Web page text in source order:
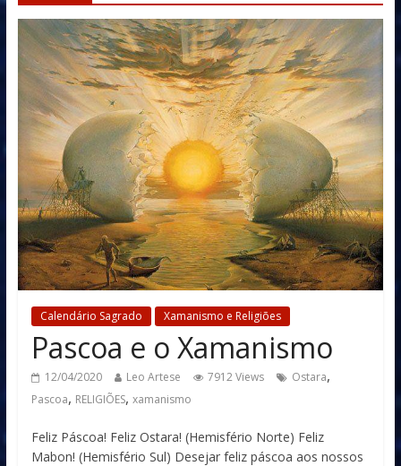
Calendário Sagrado Xamanismo e Religiões
Pascoa e o Xamanismo
12/04/2020 Leo Artese 7912 Views Ostara,
Pascoa, RELIGIÕES, xamanismo
Feliz Páscoa! Feliz Ostara! (Hemisfério Norte) Feliz
Mabon! (Hemisfério Sul) Desejar feliz páscoa aos nossos